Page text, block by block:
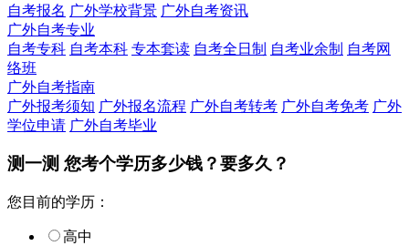
自考报名 广外学校背景 广外自考资讯
广外自考专业
自考专科 自考本科 专本套读 自考全日制 自考业余制 自考网
络班
广外自考指南
广外报考须知 广外报名流程 广外自考转考 广外自考免考 广外
学位申请 广外自考毕业
测一测 您考个学历多少钱？要多久？
您目前的学历：
高中